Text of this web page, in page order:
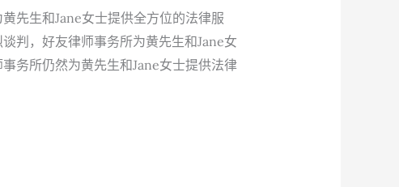
先生和Jane女士提供全方位的法律服
判，好友律师事务所为黄先生和Jane女
务所仍然为黄先生和Jane女士提供法律